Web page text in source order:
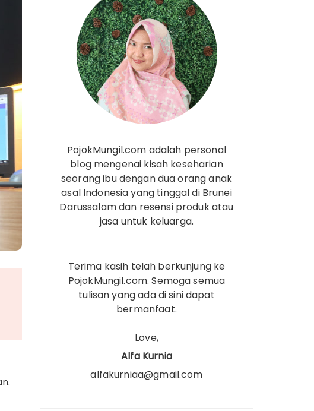
PojokMungil.com adalah personal
blog mengenai kisah keseharian
seorang ibu dengan dua orang anak
asal Indonesia yang tinggal di Brunei
Darussalam dan resensi produk atau
jasa untuk keluarga.
Terima kasih telah berkunjung ke
PojokMungil.com. Semoga semua
tulisan yang ada di sini dapat
bermanfaat.
Love,
Alfa Kurnia
alfakurniaa@gmail.com